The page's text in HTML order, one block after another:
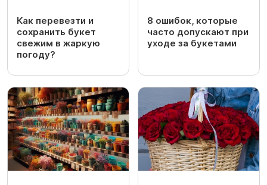
Как перевезти и
сохранить букет
свежим в жаркую
погоду?
8 ошибок, которые
часто допускают при
уходе за букетами